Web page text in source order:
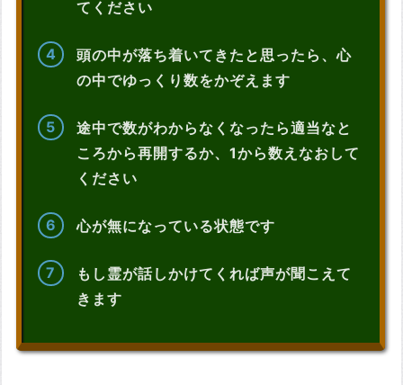
てください
頭の中が落ち着いてきたと思ったら、心
の中でゆっくり数をかぞえます
途中で数がわからなくなったら適当なと
ころから再開するか、1から数えなおして
ください
心が無になっている状態です
もし霊が話しかけてくれば声が聞こえて
きます